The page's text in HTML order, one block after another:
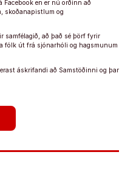
en er nú orðinn að
skoðanapistlum og
samfélagið, að það sé þörf fyrir
fólk út frá sjónarhóli og hagsmunum
áskrifandi að Samstöðinni og þar